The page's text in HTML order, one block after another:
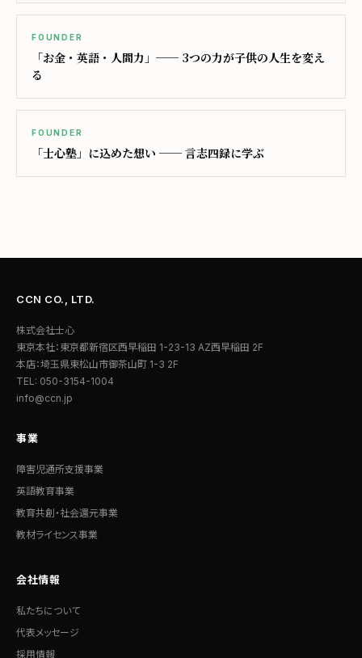
FOUNDER
「お金・英語・人間力」── 3つの力が子供の人生を変え
る
FOUNDER
「士心塾」に込めた想い ── 言志四録に学ぶ
CCN CO., LTD.
株式会社士心
東京本社：東京都新宿区西早稲田 1-23-13 AZ西早稲田 2F
本店：埼玉県東松山市御茶山町 1-3 2F
TEL: 050-3154-1004
info@ccn.jp
事業
障害児通所支援事業
英語教育事業
教育共創・社会還元事業
教材ライセンス事業
会社情報
私たちについて
代表メッセージ
採用情報